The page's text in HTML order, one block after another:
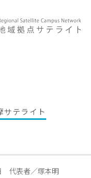
サテライト
代表者／塚本明